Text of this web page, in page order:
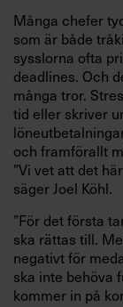
Många chefer
som är både
sysslorna ofta
deadlines. Och
många tror.
tid eller skriver
och framförallt
”Vi vet att det
säger Joel Köhl.
”För det första
ska rättas till.
negativt för
ska inte behöva
kommer in på